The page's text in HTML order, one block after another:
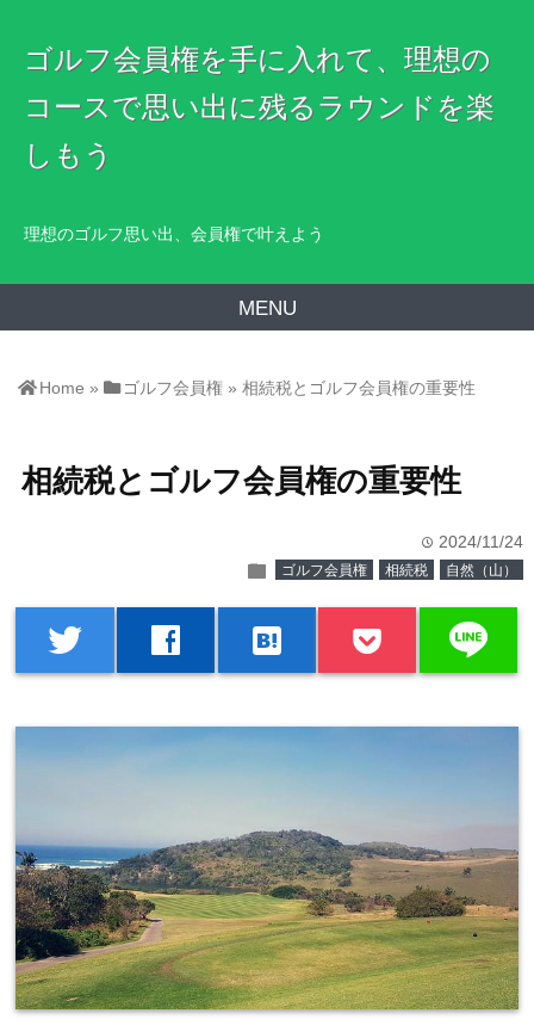
ゴルフ会員権を手に入れて、理想の
コースで思い出に残るラウンドを楽
しもう
理想のゴルフ思い出、会員権で叶えよう
MENU
Home » ゴルフ会員権 »相続税とゴルフ会員権の重要性
相続税とゴルフ会員権の重要性
time 2024/11/24
folder ゴルフ会員権 相続税 自然（山）
twitter facebook hatenabookmark line